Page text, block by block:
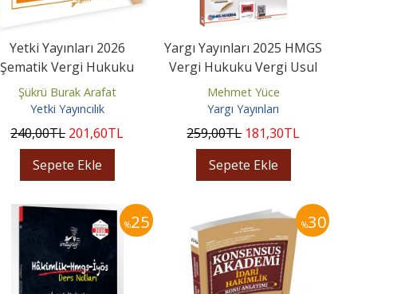
Yetki Yayınları 2026
Şematik Vergi Hukuku
Vergi Usul Hukuku ve
Maliye
Şükrü Burak Arafat
Yetki Yayıncılık
240,00TL 201,60TL
Sepete Ekle
Yargı Yayınları 2025 HMGS
Vergi Hukuku Vergi Usul
Hukuku Ders Notları ve...
Mehmet Yüce
Yargı Yayınları
259,00TL 181,30TL
Sepete Ekle
%25 %30